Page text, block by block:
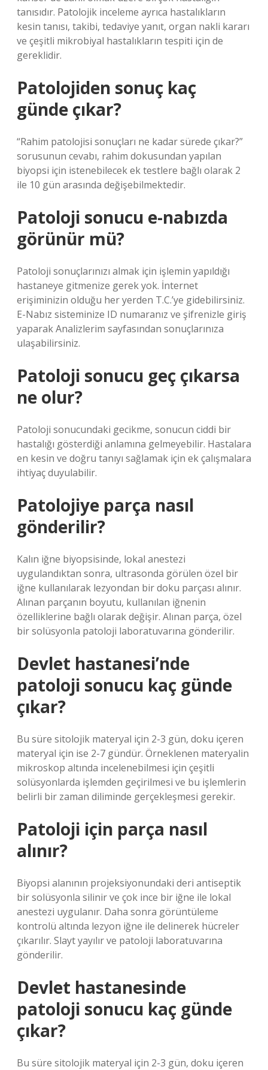
tanısıdır. Patolojik inceleme ayrıca hastalıkların
kesin tanısı, takibi, tedaviye yanıt, organ nakli kararı
ve çeşitli mikrobiyal hastalıkların tespiti için de
gereklidir.
Patolojiden sonuç kaç
günde çıkar?
“Rahim patolojisi sonuçları ne kadar sürede çıkar?”
sorusunun cevabı, rahim dokusundan yapılan
biyopsi için istenebilecek ek testlere bağlı olarak 2
ile 10 gün arasında değişebilmektedir.
Patoloji sonucu e-nabızda
görünür mü?
Patoloji sonuçlarınızı almak için işlemin yapıldığı
hastaneye gitmenize gerek yok. İnternet
erişiminizin olduğu her yerden T.C.’ye gidebilirsiniz.
E-Nabız sisteminize ID numaranız ve şifrenizle giriş
yaparak Analizlerim sayfasından sonuçlarınıza
ulaşabilirsiniz.
Patoloji sonucu geç çıkarsa
ne olur?
Patoloji sonucundaki gecikme, sonucun ciddi bir
hastalığı gösterdiği anlamına gelmeyebilir. Hastalara
en kesin ve doğru tanıyı sağlamak için ek çalışmalara
ihtiyaç duyulabilir.
Patolojiye parça nasıl
gönderilir?
Kalın iğne biyopsisinde, lokal anestezi
uygulandıktan sonra, ultrasonda görülen özel bir
iğne kullanılarak lezyondan bir doku parçası alınır.
Alınan parçanın boyutu, kullanılan iğnenin
özelliklerine bağlı olarak değişir. Alınan parça, özel
bir solüsyonla patoloji laboratuvarına gönderilir.
Devlet hastanesi’nde
patoloji sonucu kaç günde
çıkar?
Bu süre sitolojik materyal için 2-3 gün, doku içeren
materyal için ise 2-7 gündür. Örneklenen materyalin
mikroskop altında incelenebilmesi için çeşitli
solüsyonlarda işlemden geçirilmesi ve bu işlemlerin
belirli bir zaman diliminde gerçekleşmesi gerekir.
Patoloji için parça nasıl
alınır?
Biyopsi alanının projeksiyonundaki deri antiseptik
bir solüsyonla silinir ve çok ince bir iğne ile lokal
anestezi uygulanır. Daha sonra görüntüleme
kontrolü altında lezyon iğne ile delinerek hücreler
çıkarılır. Slayt yayılır ve patoloji laboratuvarına
gönderilir.
Devlet hastanesinde
patoloji sonucu kaç günde
çıkar?
Bu süre sitolojik materyal için 2-3 gün, doku içeren